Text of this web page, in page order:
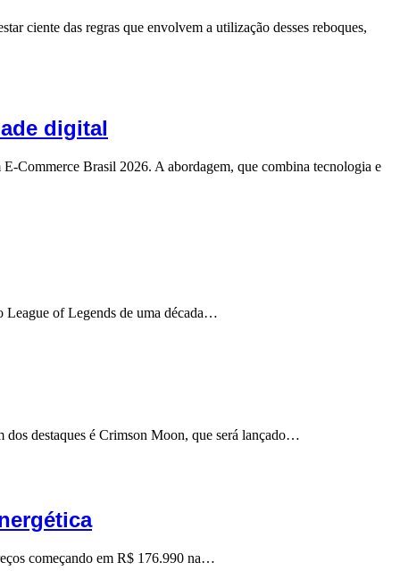
ciente das regras que envolvem a utilização desses reboques,
digital
Commerce Brasil 2026. A abordagem, que combina tecnologia e
League of Legends de uma década…
dos destaques é Crimson Moon, que será lançado…
começando em R$ 176.990 na…